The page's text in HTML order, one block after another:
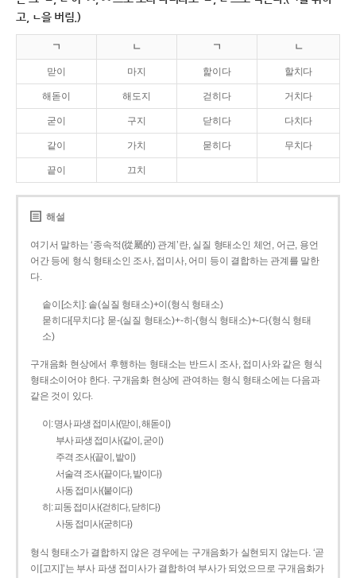
고, ㄴ을 버림.)
ㄱ ㄴ ㄱ ㄴ
맏이 마지 핥이다 할치다
해돋이 해도지 걷히다 거치다
굳이 구지 닫히다 다치다
같이 가치 묻히다 무치다
끝이 끄치
해설
여기서 말하는 ‘종속적(從屬的) 관계’란, 실질 형태소인 체언, 어근, 용언
어간 등에 형식 형태소인 조사, 접미사, 어미 등이 결합하는 관계를 말한
다.
솥이[소치]: 솥(실질 형태소)+이(형식 형태소)
묻히다[무치다]: 묻­-(실질 형태소)+­-히­-(형식 형태소)+-다(형식 형태
소)
구개음화 현상에서 후행하는 형태소는 반드시 조사, 접미사와 같은 형식
형태소이어야 한다. 구개음화 현상에 관여하는 형식 형태소에는 다음과
같은 것이 있다.
이: 명사 파생 접미사(맏이, 해돋이)
부사 파생 접미사(같이, 굳이)
주격 조사(끝이, 밭이)
서술격 조사(끝이다, 밭이다)
사동 접미사(붙이다)
히: 피동 접미사(걷히다, 닫히다)
사동 접미사(굳히다)
형식 형태소가 결합하지 않은 경우에는 구개음화가 실현되지 않는다. ‘곧
이[고지]’는 부사 파생 접미사가 결합하여 부사가 되었으므로 구개음화가